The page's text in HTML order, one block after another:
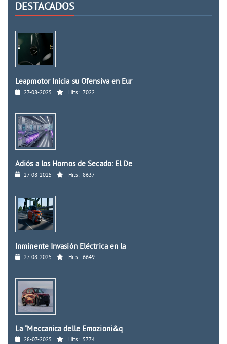
DESTACADOS
Leapmotor Inicia su Ofensiva en Eur
27-08-2025 Hits: 7022
Adiós a los Hornos de Secado: El De
27-08-2025 Hits: 8637
Inminente Invasión Eléctrica en la
27-08-2025 Hits: 6649
La "Meccanica delle Emozioni&q
28-07-2025 Hits: 5774